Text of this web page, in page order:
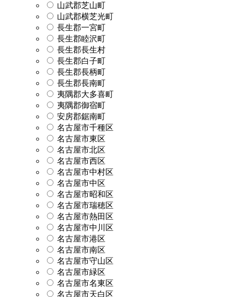
山武郡芝山町
山武郡横芝光町
長生郡一宮町
長生郡睦沢町
長生郡長生村
長生郡白子町
長生郡長柄町
長生郡長南町
夷隅郡大多喜町
夷隅郡御宿町
安房郡鋸南町
名古屋市千種区
名古屋市東区
名古屋市北区
名古屋市西区
名古屋市中村区
名古屋市中区
名古屋市昭和区
名古屋市瑞穂区
名古屋市熱田区
名古屋市中川区
名古屋市港区
名古屋市南区
名古屋市守山区
名古屋市緑区
名古屋市名東区
名古屋市天白区